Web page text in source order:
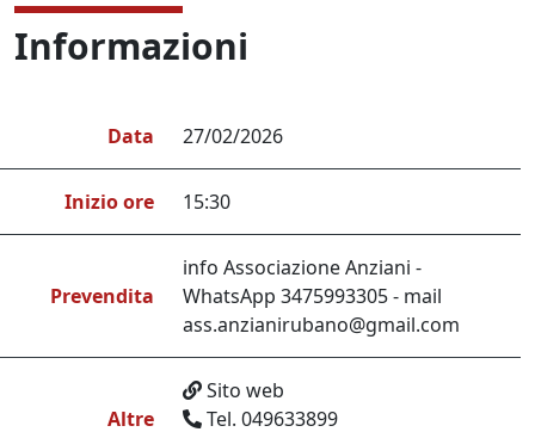
Informazioni
Data 27/02/2026
Inizio ore 15:30
Prevendita
info Associazione Anziani -
WhatsApp 3475993305 - mail
ass.anzianirubano@gmail.com
Altre
Sito web
Tel. 049633899